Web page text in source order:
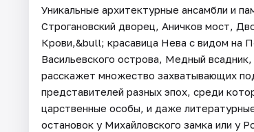
Уникальные архитектурные ансамбли и
Строгановский дворец, Аничков мост,
Крови,&bull; красавица Нева с видом на
Васильевского острова, Медный
расскажет множество захватывающих
представителей разных эпох, среди
царственные особы, и даже
остановок у Михайловского замка или у